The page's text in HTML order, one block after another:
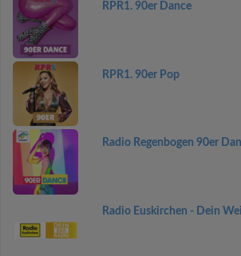
RPR1. 90er Dance
RPR1. 90er Pop
Radio Regenbogen 90er
Radio Euskirchen - Dein